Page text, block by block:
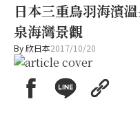
日本三重鳥羽海濱
泉海灣景觀
By欣日本2017/10/20